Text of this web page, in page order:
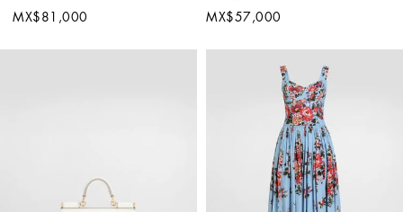
MX$81,000
MX$57,000